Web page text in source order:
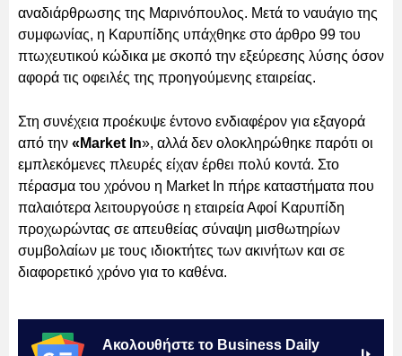
αναδιάρθρωσης της Μαρινόπουλος. Μετά το ναυάγιο της
συμφωνίας, η Καρυπίδης υπάχθηκε στο άρθρο 99 του
πτωχευτικού κώδικα με σκοπό την εξεύρεσης λύσης όσον
αφορά τις οφειλές της προηγούμενης εταιρείας.
Στη συνέχεια προέκυψε έντονο ενδιαφέρον για εξαγορά
από την «Market In», αλλά δεν ολοκληρώθηκε παρότι οι
εμπλεκόμενες πλευρές είχαν έρθει πολύ κοντά. Στο
πέρασμα του χρόνου η Market In πήρε καταστήματα που
παλαιότερα λειτουργούσε η εταιρεία Αφοί Καρυπίδη
προχωρώντας σε απευθείας σύναψη μισθωτηρίων
συμβολαίων με τους ιδιοκτήτες των ακινήτων και σε
διαφορετικό χρόνο για το καθένα.
Ακολουθήστε το Business Daily